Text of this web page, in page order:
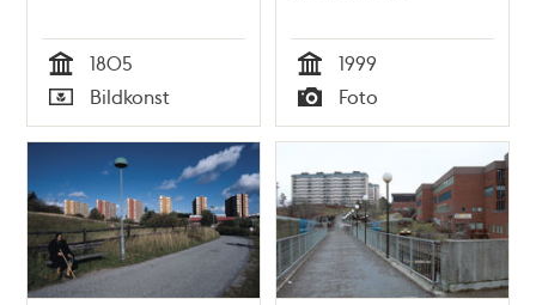
Tid
1805
Typ
Bildkonst Tid
1999
Typ
Foto